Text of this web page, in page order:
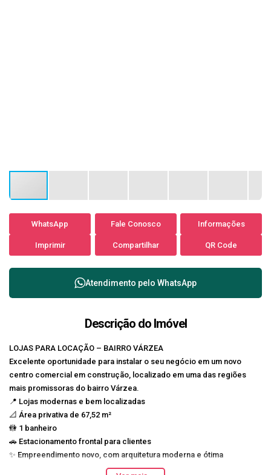
WhatsApp Fale Conosco Informações
Imprimir Compartilhar QR Code
Atendimento pelo WhatsApp
Descrição do Imóvel
LOJAS PARA LOCAÇÃO – BAIRRO VÁRZEA
Excelente oportunidade para instalar o seu negócio em um novo
centro comercial em construção, localizado em uma das regiões
mais promissoras do bairro Várzea.
📍 Lojas modernas e bem localizadas
📐 Área privativa de 67,52 m²
🚻 1 banheiro
🚗 Estacionamento frontal para clientes
✨ Empreendimento novo, com arquitetura moderna e ótima